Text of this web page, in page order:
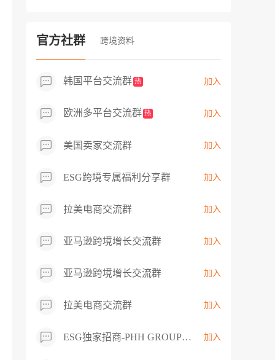
取机会，卖家成功上架市场热卖而平台稀
缺产品，拓展了西班牙新商机！
官方社群 跨境资料
韩国平台交流群 热 加入
欧洲多平台交流群 热 加入
美国卖家交流群 加入
ESG跨境专属福利分享群 加入
拉美电商交流群 加入
亚马逊跨境增长交流群 加入
亚马逊跨境增长交流群 加入
拉美电商交流群 加入
ESG独家招商-PHH GROUP卖家交流群 加入